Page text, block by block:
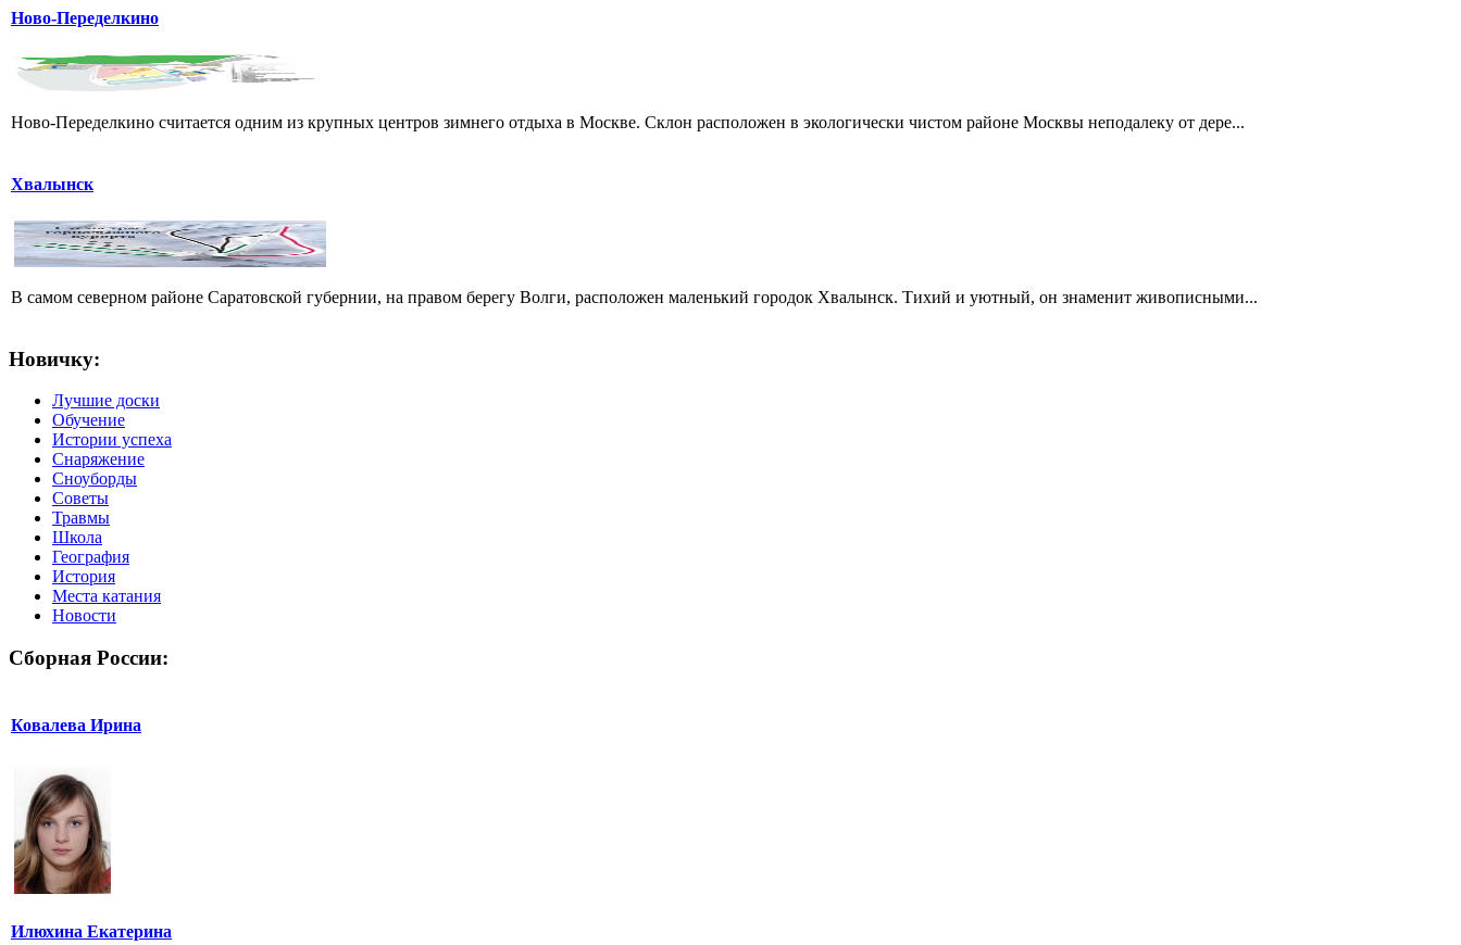
Ново-Переделкино
Ново-Переделкино считается одним из крупных центров зимнего отдыха в Москве. Склон расположен в экологически чистом районе Москвы неподалеку от дере...
Хвалынск
В самом северном районе Саратовской губернии, на правом берегу Волги, расположен маленький городок Хвалынск. Тихий и уютный, он знаменит живописными...
Новичку:
Лучшие доски
Обучение
Истории успеха
Снаряжение
Сноуборды
Советы
Травмы
Школа
География
История
Места катания
Новости
Сборная России:
Ковалева Ирина
Илюхина Екатерина